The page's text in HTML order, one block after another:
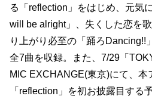
る「reflection」をはじめ、元気
will be alright」、失くした恋を
り上がり必⾄の「踊ろDancing!!
全7曲を収録。また、7/29「
MIC EXCHANGE(東京)にて、本
「reflection」を初お披露⽬する予